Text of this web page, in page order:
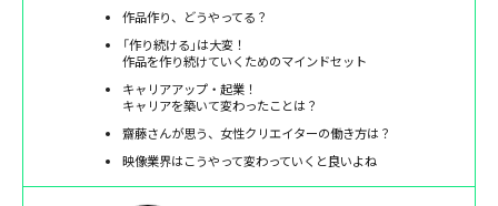
作品作り、どうやってる？
「作り続ける」は大変！
作品を作り続けていくためのマインドセット
キャリアアップ・起業！
キャリアを築いて変わったことは？
齋藤さんが思う、女性クリエイターの働き方は？
映像業界はこうやって変わっていくと良いよね